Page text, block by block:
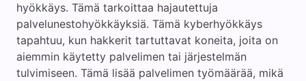
hyökkäys. Tämä tarkoittaa hajautettuja
palvelunestohyökkäyksiä. Tämä kyberhyökkäys
tapahtuu, kun hakkerit tartuttavat koneita, joita on
aiemmin käytetty palvelimen tai järjestelmän
tulvimiseen. Tämä lisää palvelimen työmäärää, mikä